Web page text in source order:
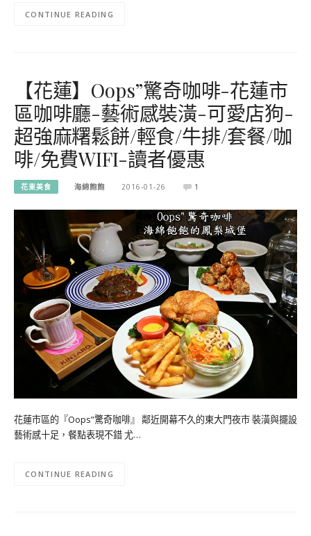
CONTINUE READING
【花蓮】Oops”驚奇咖啡-花蓮市
區咖啡廳-藝術感裝潢-可愛店狗-
超強麻糬鬆餅/輕食/牛排/套餐/咖
啡/免費WIFI-讀者優惠
花東美食 海綿飽飽 2016-01-26 1
花蓮市區的『Oops”驚奇咖啡』 鄰近開幕不久的東大門夜市 裝潢與擺設
藝術感十足，餐點表現不錯 尤…
CONTINUE READING